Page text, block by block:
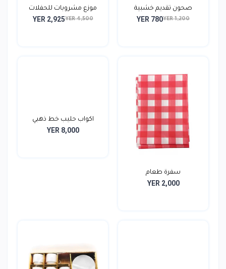
صحون تقديم خشبية
YER 1,200
YER 780
موزع مشروبات للحفلات
YER 4,500
YER 2,925
سفرة طعام
YER 2,000
اكواب حليب خط ذهبي
YER 8,000